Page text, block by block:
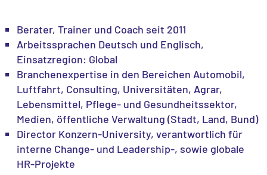
Berater, Trainer und Coach seit 2011
Arbeitssprachen Deutsch und Englisch,
Einsatzregion: Global
Branchenexpertise in den Bereichen Automobil,
Luftfahrt, Consulting, Universitäten, Agrar,
Lebensmittel, Pflege- und Gesundheitssektor,
Medien, öffentliche Verwaltung (Stadt, Land, Bund)
Director Konzern-University, verantwortlich für
interne Change- und Leadership-, sowie globale
HR-Projekte